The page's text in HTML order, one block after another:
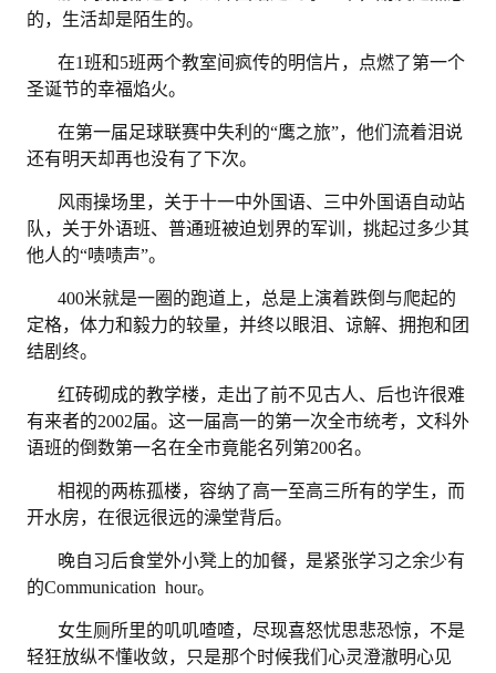
的，生活却是陌生的。
在1班和5班两个教室间疯传的明信片，点燃了第一个
圣诞节的幸福焰火。
在第一届足球联赛中失利的“鹰之旅”，他们流着泪说
还有明天却再也没有了下次。
风雨操场里，关于十一中外国语、三中外国语自动站
队，关于外语班、普通班被迫划界的军训，挑起过多少其
他人的“啧啧声”。
400米就是一圈的跑道上，总是上演着跌倒与爬起的
定格，体力和毅力的较量，并终以眼泪、谅解、拥抱和团
结剧终。
红砖砌成的教学楼，走出了前不见古人、后也许很难
有来者的2002届。这一届高一的第一次全市统考，文科外
语班的倒数第一名在全市竟能名列第200名。
相视的两栋孤楼，容纳了高一至高三所有的学生，而
开水房，在很远很远的澡堂背后。
晚自习后食堂外小凳上的加餐，是紧张学习之余少有
的Communication hour。
女生厕所里的叽叽喳喳，尽现喜怒忧思悲恐惊，不是
轻狂放纵不懂收敛，只是那个时候我们心灵澄澈明心见